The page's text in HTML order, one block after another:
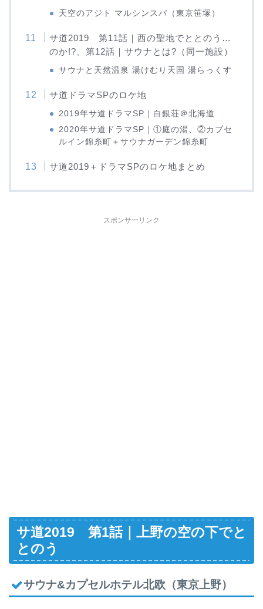
天空のアジト マルシンスパ（東京笹塚）
サ道2019 第11話｜西の聖地でととのう…
のか!?、第12話｜サウナとは?（同一施設）
サウナと天然温泉 湯けむり天国 湯らっくす
サ道ドラマSPのロケ地
2019年サ道ドラマSP｜白銀荘＠北海道
2020年サ道ドラマSP｜①庭の湯、②カプセ
ルイン錦糸町＋サウナガーデン錦糸町
サ道2019＋ドラマSPのロケ地まとめ
スポンサーリンク
サ道2019 第1話｜上野の空の下でと
とのう
サウナ&カプセルホテル北欧（東京上野）